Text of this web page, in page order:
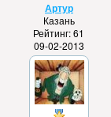
Артур
Казань
Рейтинг: 61
09-02-2013